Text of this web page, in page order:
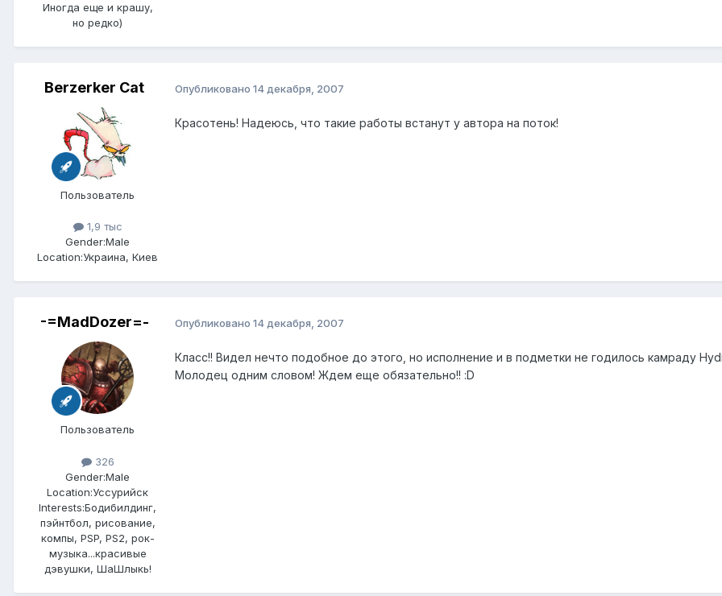
Иногда еще и крашу,
но редко)
Berzerker Cat
Пользователь
1,9 тыс
Gender:Male
Location:Украина, Киев
Опубликовано 14 декабря, 2007
Красотень! Надеюсь, что такие работы встанут у автора на поток!
-=MadDozer=-
Пользователь
326
Gender:Male
Location:Уссурийск
Interests:Бодибилдинг,
пэйнтбол, рисование,
компы, PSP, PS2, рок-
музыка...красивые
дэвушки, ШаШлыкь!
Опубликовано 14 декабря, 2007
Класс!! Видел нечто подобное до этого, но исполнение и в подметки не годилось камраду
Молодец одним словом! Ждем еще обязательно!! :D